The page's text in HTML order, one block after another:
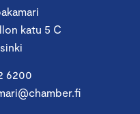
katu 5 C
6200